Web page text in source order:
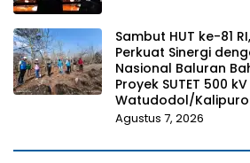
Sambut HUT ke-81 RI,
Perkuat Sinergi
Nasional Baluran
Proyek SUTET 500
Watudodol/Kalipuro
Agustus 7, 2026